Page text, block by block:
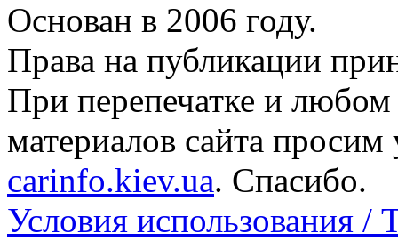
Основан в 2006 году.
Права на публикации
При перепечатке и
материалов сайта просим
carinfo.kiev.ua. Спасибо.
Условия использования /